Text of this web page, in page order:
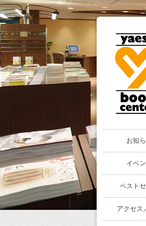
お知
イベ
ベスト
アクセス